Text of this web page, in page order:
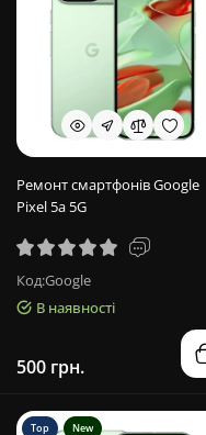
Ремонт смартфонів Google
Pixel 5a 5G
Код:Google
В наявності
500 грн.
Top New